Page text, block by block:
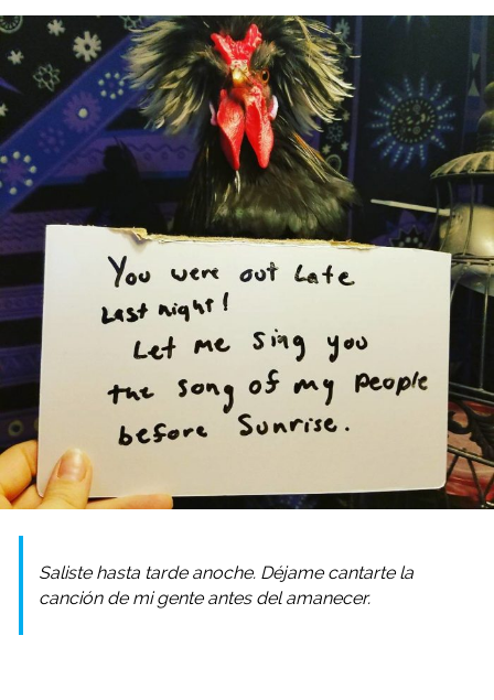
Saliste hasta tarde anoche. Déjame cantarte la
canción de mi gente antes del amanecer.